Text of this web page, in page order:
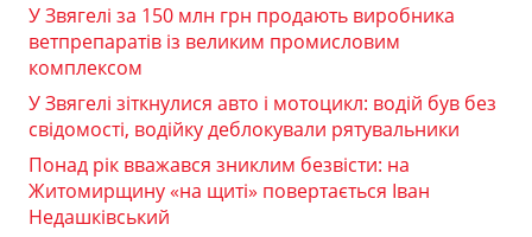
У Звягелі за 150 млн грн продають виробника
ветпрепаратів із великим промисловим
комплексом
У Звягелі зіткнулися авто і мотоцикл: водій був без
свідомості, водійку деблокували рятувальники
Понад рік вважався зниклим безвісти: на
Житомирщину «на щиті» повертається Іван
Недашківський